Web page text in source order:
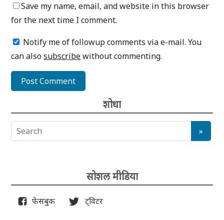
Save my name, email, and website in this browser
for the next time I comment.
Notify me of followup comments via e-mail. You
can alsosubscribewithout commenting.
शोधा
सोशल मीडिया
फेसबुक ट्विटर